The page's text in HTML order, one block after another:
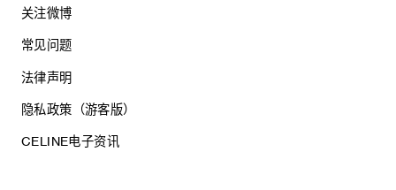
关注微博
常见问题
法律声明
隐私政策（游客版）
CELINE电子资讯